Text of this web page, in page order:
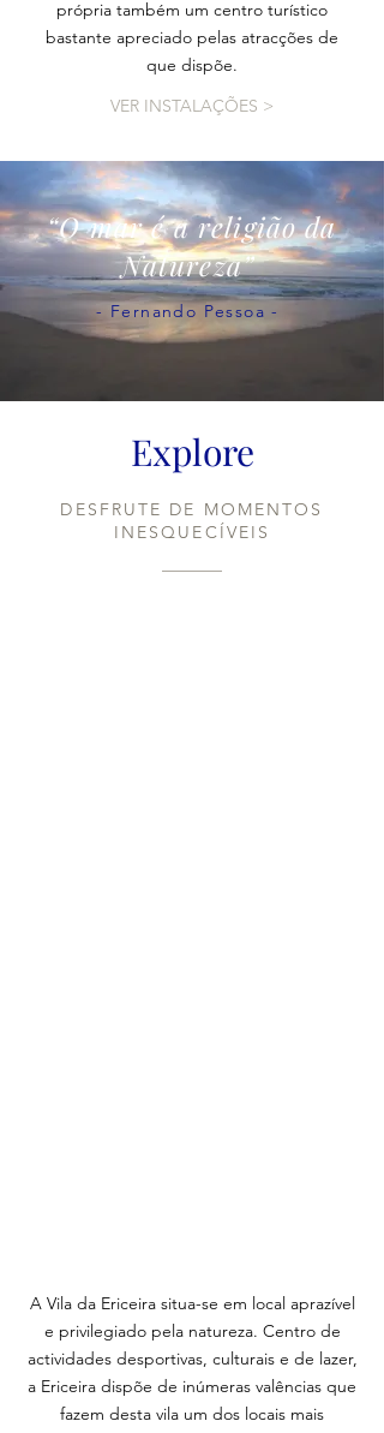
própria também um centro turístico
bastante apreciado pelas atracções de
que dispõe.
VER INSTALAÇÕES >
“O mar é a religião da
Natureza”
- Fernando Pessoa -
Explore
DESFRUTE DE MOMENTOS
INESQUECÍVEIS
A Vila da Ericeira situa-se em local aprazível
e privilegiado pela natureza. Centro de
actividades desportivas, culturais e de lazer,
a Ericeira dispõe de inúmeras valências que
fazem desta vila um dos locais mais